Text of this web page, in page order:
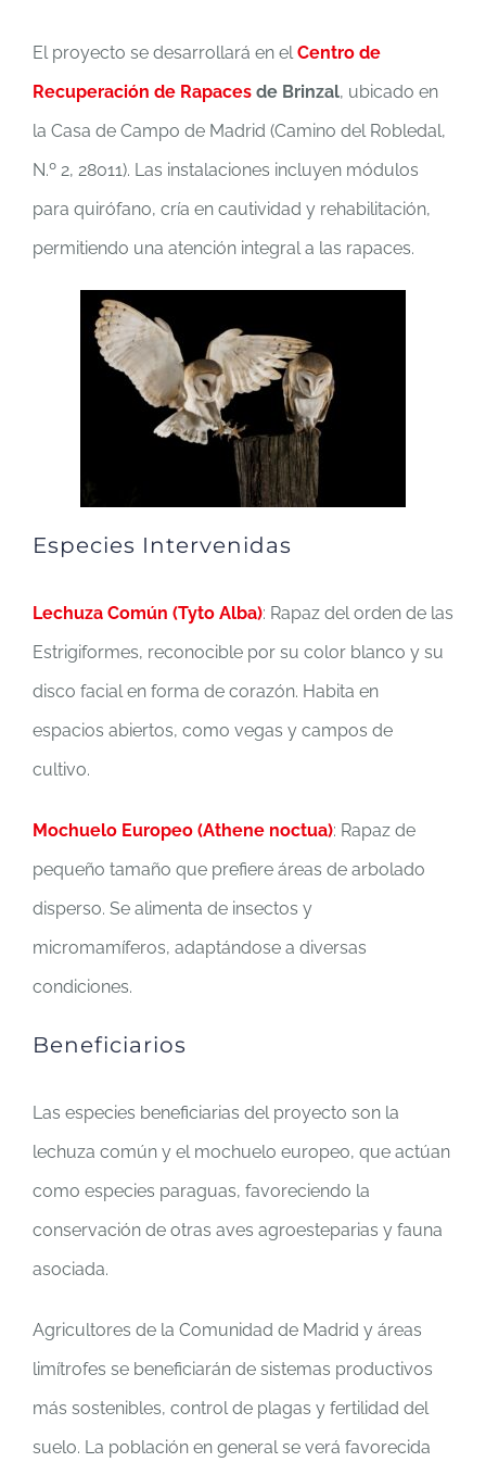
El proyecto se desarrollará en elCentro de
Recuperación de Rapaces de Brinzal, ubicado en
la Casa de Campo de Madrid (Camino del Robledal,
N.º 2, 28011). Las instalaciones incluyen módulos
para quirófano, cría en cautividad y rehabilitación,
permitiendo una atención integral a las rapaces.
Especies Intervenidas
Lechuza Común (Tyto Alba): Rapaz del orden de las
Estrigiformes, reconocible por su color blanco y su
disco facial en forma de corazón. Habita en
espacios abiertos, como vegas y campos de
cultivo.
Mochuelo Europeo (Athene noctua): Rapaz de
pequeño tamaño que prefiere áreas de arbolado
disperso. Se alimenta de insectos y
micromamíferos, adaptándose a diversas
condiciones.
Beneficiarios
Las especies beneficiarias del proyecto son la
lechuza común y el mochuelo europeo, que actúan
como especies paraguas, favoreciendo la
conservación de otras aves agroesteparias y fauna
asociada.
Agricultores de la Comunidad de Madrid y áreas
limítrofes se beneficiarán de sistemas productivos
más sostenibles, control de plagas y fertilidad del
suelo. La población en general se verá favorecida